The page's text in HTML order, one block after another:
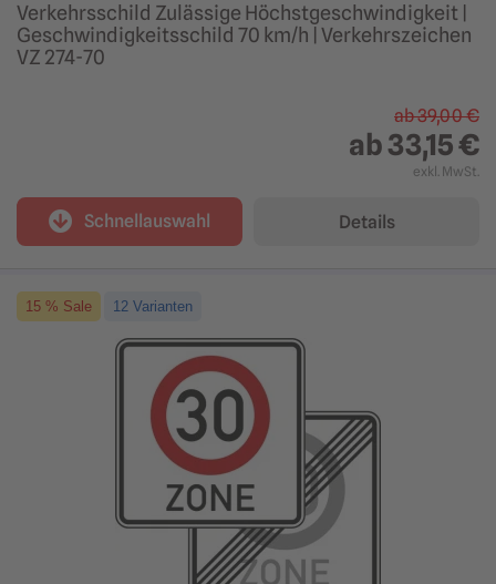
Verkehrsschild Zulässige Höchstgeschwindigkeit |
Geschwindigkeitsschild 70 km/h | Verkehrszeichen
VZ 274-70
ab39,00 €
ab33,15 €
exkl. MwSt.
Schnellauswahl Details
15 % Sale 12 Varianten